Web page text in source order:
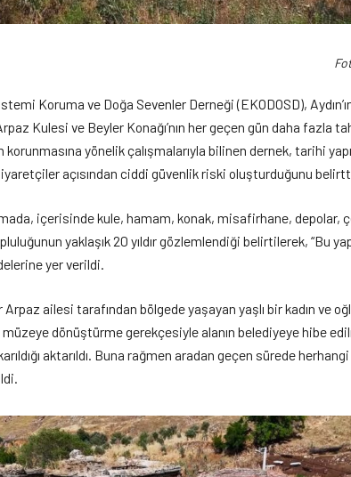
Koruma ve Doğa Sevenler Derneği (EKODOSD),
Kulesi ve Beyler Konağı’nın her geçen gün daha fazla
korunmasına yönelik çalışmalarıyla bilinen dernek, tarihi
ziyaretçiler açısından ciddi güvenlik riski oluşturduğunu
içerisinde kule, hamam, konak, misafirhane, depolar,
yaklaşık 20 yıldır gözlemlendiği belirtilerek, “Bu
yer verildi.
ailesi tarafından bölgede yaşayan yaşlı bir kadın ve
dönüştürme gerekçesiyle alanın belediyeye hibe
aktarıldı. Buna rağmen aradan geçen sürede